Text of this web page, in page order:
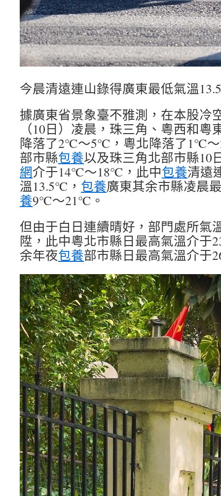
今晨清遠連山錄得廣東最低氣溫
據廣東省景象臺不雅測，在本股冷
（10日）凌晨，珠三角、粵西和
降落了2℃～5℃，粵北降落了1℃
部市縣包養以及珠三角北部市縣10
網介于14℃～18℃，此中包養清遠
溫13.5℃， 包養廣東其余市縣凌晨
養9℃～21℃。
但由于白日連續晴好，部門處所氣
陞，此中粵北市縣日最高氣溫介
余年夜包養部市縣日最高氣溫介